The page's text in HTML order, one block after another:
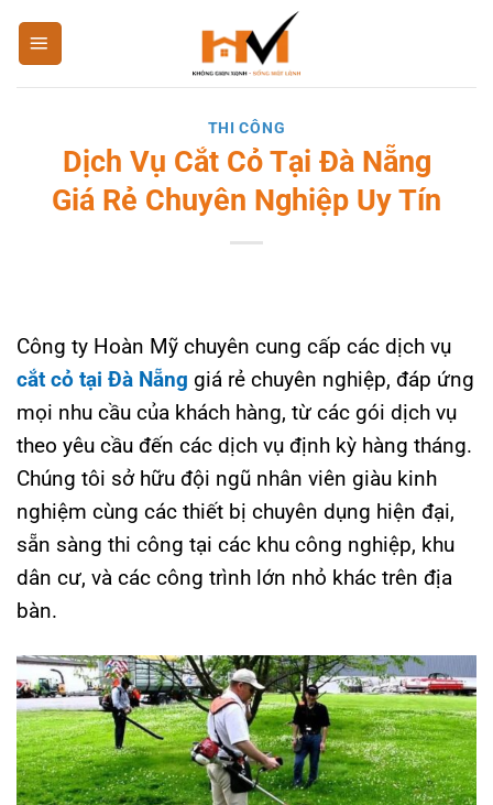
qua
nội
THI CÔNG
Dịch Vụ Cắt Cỏ Tại Đà Nẵng
Giá Rẻ Chuyên Nghiệp Uy Tín
Công ty Hoàn Mỹ chuyên cung cấp các dịch vụ
cắt cỏ tại Đà Nẵng giá rẻ chuyên nghiệp, đáp ứng
mọi nhu cầu của khách hàng, từ các gói dịch vụ
theo yêu cầu đến các dịch vụ định kỳ hàng tháng.
Chúng tôi sở hữu đội ngũ nhân viên giàu kinh
nghiệm cùng các thiết bị chuyên dụng hiện đại,
sẵn sàng thi công tại các khu công nghiệp, khu
dân cư, và các công trình lớn nhỏ khác trên địa
bàn.